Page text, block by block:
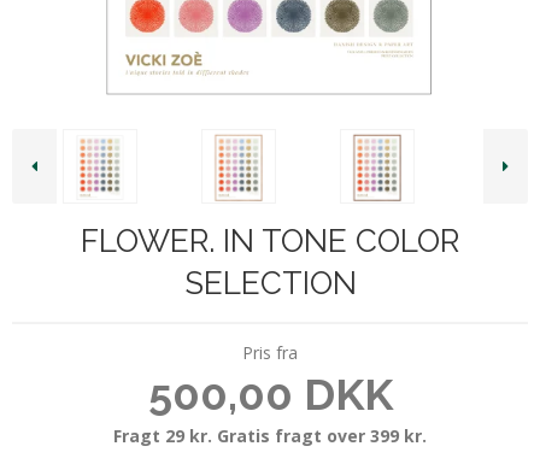
FLOWER. IN TONE COLOR
SELECTION
Pris fra
500,00 DKK
Fragt 29 kr. Gratis fragt over 399 kr.